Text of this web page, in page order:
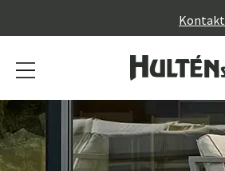
Kontakt